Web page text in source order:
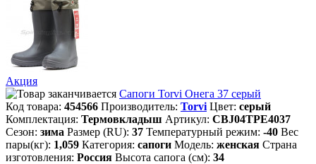
Акция
Сапоги Torvi Онега 37 серый
Код товара: 454566 Производитель: Torvi Цвет: серый
Комплектация: Термовкладыш Артикул: CBJ04TPE4037
Сезон: зима Размер (RU): 37 Температурный режим: -40 Вес
пары(кг): 1,059 Категория: сапоги Модель: женская Страна
изготовления: Россия Высота сапога (см): 34